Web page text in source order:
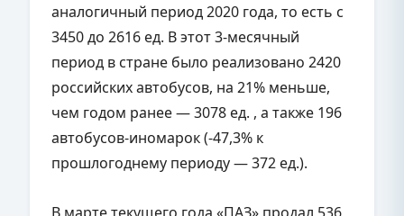
аналогичный период 2020 года, то есть с
3450 до 2616 ед. В этот 3-месячный
период в стране было реализовано 2420
российских автобусов, на 21% меньше,
чем годом ранее — 3078 ед. , а также 196
автобусов-иномарок (-47,3% к
прошлогоднему периоду — 372 ед.).
В марте текущего года «ПАЗ» продал 536